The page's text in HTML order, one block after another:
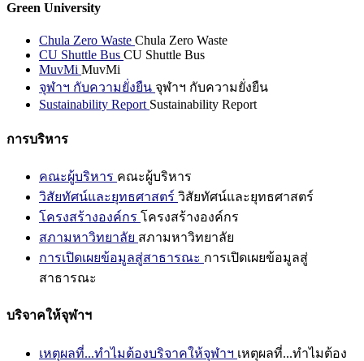
Green University
Chula Zero Waste Chula Zero Waste
CU Shuttle Bus CU Shuttle Bus
MuvMi MuvMi
จุฬาฯ กับความยั่งยืน จุฬาฯ กับความยั่งยืน
Sustainability Report Sustainability Report
การบริหาร
คณะผู้บริหาร คณะผู้บริหาร
วิสัยทัศน์และยุทธศาสตร์ วิสัยทัศน์และยุทธศาสตร์
โครงสร้างองค์กร โครงสร้างองค์กร
สภามหาวิทยาลัย สภามหาวิทยาลัย
การเปิดเผยข้อมูลสู่สาธารณะ การเปิดเผยข้อมูลสู่
สาธารณะ
บริจาคให้จุฬาฯ
เหตุผลที่...ทำไมต้องบริจาคให้จุฬาฯ เหตุผลที่...ทำไมต้อง